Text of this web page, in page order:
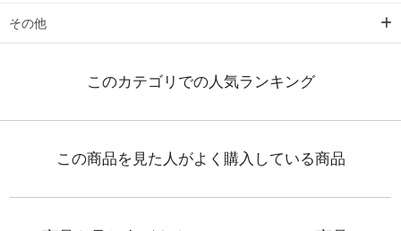
その他